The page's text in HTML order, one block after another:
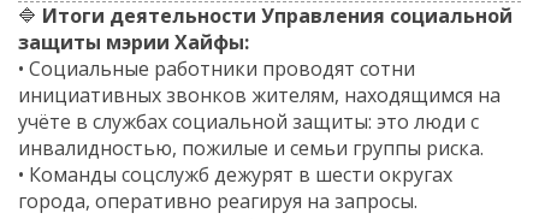
🔷 Итоги деятельности Управления социальной
защиты мэрии Хайфы:
• Социальные работники проводят сотни
инициативных звонков жителям, находящимся на
учёте в службах социальной защиты: это люди с
инвалидностью, пожилые и семьи группы риска.
• Команды соцслужб дежурят в шести округах
города, оперативно реагируя на запросы.